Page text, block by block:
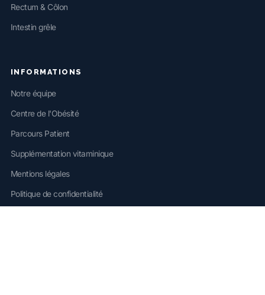
Rectum & Côlon
Intestin grêle
INFORMATIONS
Notre équipe
Centre de l'Obésité
Parcours Patient
Supplémentation vitaminique
Mentions légales
Politique de confidentialité